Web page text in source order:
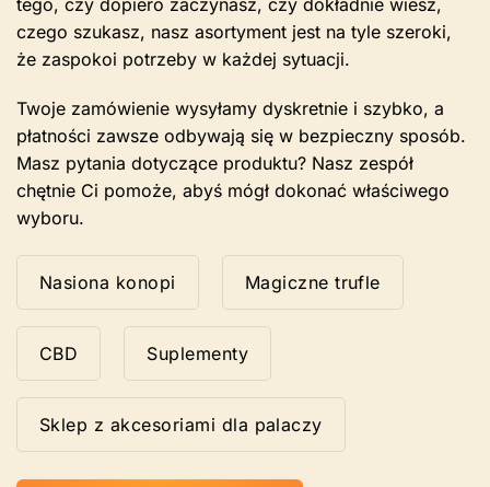
czego szukasz, nasz asortyment jest na tyle szeroki,
że zaspokoi potrzeby w każdej sytuacji.
Twoje zamówienie wysyłamy dyskretnie i szybko, a
płatności zawsze odbywają się w bezpieczny sposób.
Masz pytania dotyczące produktu? Nasz zespół
chętnie Ci pomoże, abyś mógł dokonać właściwego
wyboru.
Nasiona konopi Magiczne trufle
CBD Suplementy
Sklep z akcesoriami dla palaczy